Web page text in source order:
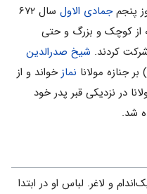
پنجمجمادی الاول
سال ۶۷۲
از کوچک و بزرگ و حتی
کردند. شیخ صدرالدین
) بر جنازه مولانا نماز خواند و از
در نزدیکی قبر پدر خود
شد.
و لاغر. لباس او در ابتدا